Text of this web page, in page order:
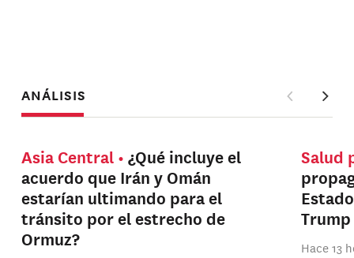
ANÁLISIS
Asia Central
¿Qué incluye el
acuerdo que Irán y Omán
estarían ultimando para el
tránsito por el estrecho de
Ormuz?
Salud
Trump
Hace 13